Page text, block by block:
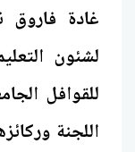
غادة
لشئون
للقوافل
اللجنة